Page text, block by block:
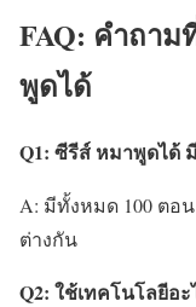
FAQ: คำถา
พูดได้
Q1: ซีรีส์ หมาพูดได้
A: มีทั้งหมด 100 ตอ
ต่างกัน
Q2: ใช้เทคโนโลยีอ